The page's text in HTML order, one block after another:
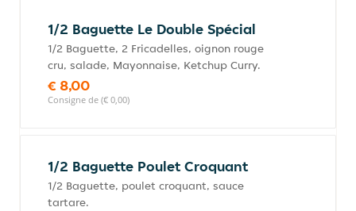
1/2 Baguette Le Double Spécial
1/2 Baguette, 2 Fricadelles, oignon rouge
cru, salade, Mayonnaise, Ketchup Curry.
€ 8,00
Consigne de (€ 0,00)
1/2 Baguette Poulet Croquant
1/2 Baguette, poulet croquant, sauce
tartare.